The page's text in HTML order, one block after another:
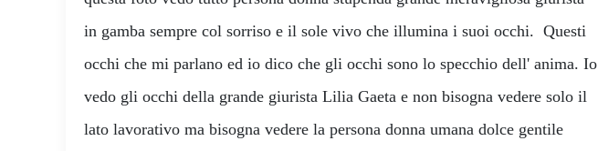
in gamba sempre col sorriso e il sole vivo che illumina i suoi occhi. Questi
occhi che mi parlano ed io dico che gli occhi sono lo specchio dell' anima. Io
vedo gli occhi della grande giurista Lilia Gaeta e non bisogna vedere solo il
lato lavorativo ma bisogna vedere la persona donna umana dolce gentile